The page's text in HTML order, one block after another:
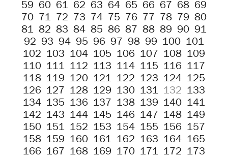
59 60 61 62 63 64 65 66 67 68 69
70
71 72 73 74 75 76 77 78 79 80
81 82 83 84 85 86 87 88 89 90 91
92 93 94 95 96 97 98 99 100 101
102 103 104 105 106 107 108 109
110 111 112 113 114 115 116 117
118 119 120 121 122 123 124 125
126 127 128 129 130 131 132 133
134 135 136 137 138 139 140 141
142 143 144 145 146 147 148 149
150 151 152 153 154 155 156 157
158 159 160 161 162 163 164 165
166 167 168 169 170 171 172 173